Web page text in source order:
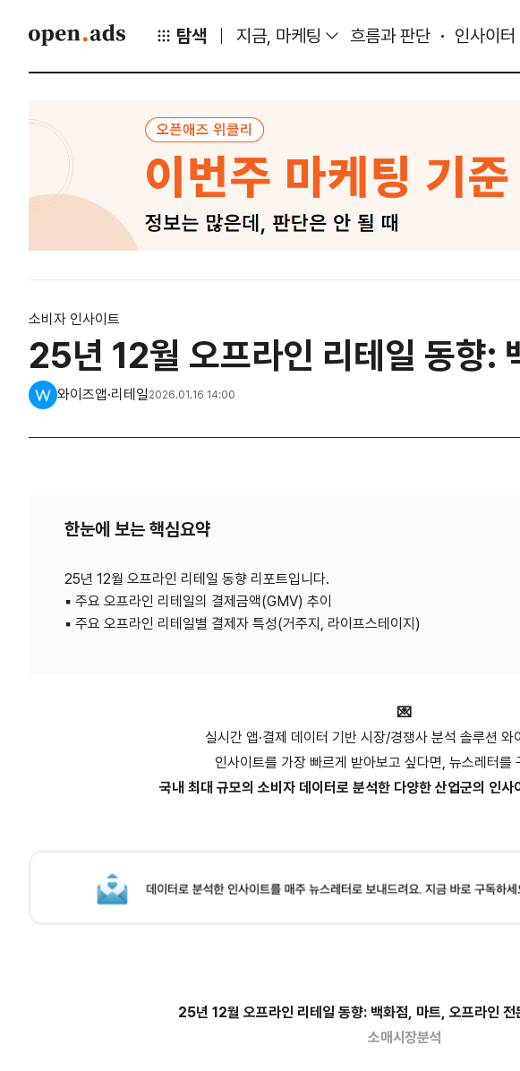
탐색 지금, 마케팅 흐름과 판단 인사이터
소비자 인사이트
25년 12월 오프라인 리테일 동향:
와이즈앱·리테일 2026.01.16 14:00
한눈에 보는 핵심요약
25년 12월 오프라인 리테일 동향 리포트입니다.
▪︎ 주요 오프라인 리테일의 결제금액(GMV) 추이
▪︎ 주요 오프라인 리테일별 결제자 특성(거주지, 라이프스테이지)
💌
실시간 앱·결제 데이터 기반 시장/경쟁사 분석 솔루션 와
인사이트를 가장 빠르게 받아보고 싶다면, 뉴스레터를
국내 최대 규모의 소비자 데이터로 분석한 다양한 산업군의 인사
25년 12월 오프라인 리테일 동향: 백화점, 마트, 오프라인 전
소매시장분석